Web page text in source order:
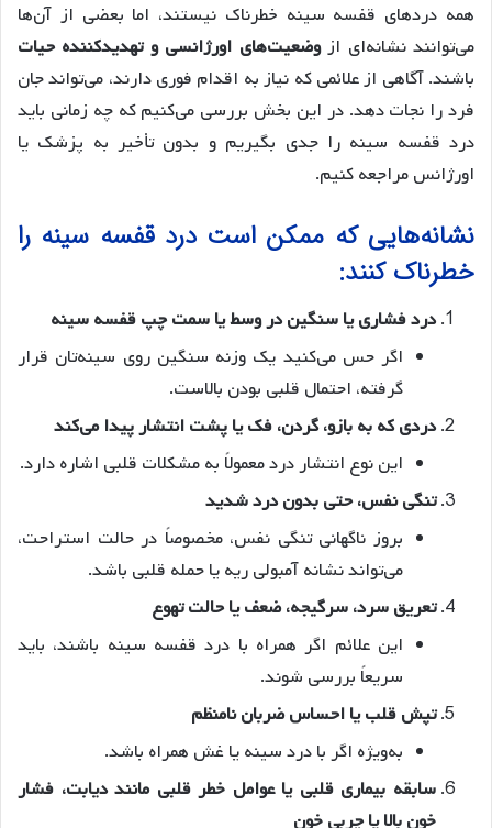
همه دردهای قفسه سینه خطرناک نیستند، اما بعضی از آن‌ها
می‌توانند نشانه‌ای ازوضعیت‌های اورژانسی و تهدیدکننده حیات
باشند. آگاهی از علائمی که نیاز به اقدام فوری دارند، می‌تواند جان
فرد را نجات دهد. در این بخش بررسی می‌کنیم که چه زمانی باید
درد قفسه سینه را جدی بگیریم و بدون تأخیر به پزشک یا
اورژانس مراجعه کنیم.
نشانه‌هایی که ممکن است درد قفسه سینه را
خطرناک کنند:
درد فشاری یا سنگین در وسط یا سمت چپ قفسه سینه
اگر حس می‌کنید یک وزنه سنگین روی سینه‌تان قرار
گرفته، احتمال قلبی بودن بالاست.
دردی که به بازو، گردن، فک یا پشت انتشار پیدا می‌کند
این نوع انتشار درد معمولاً به مشکلات قلبی اشاره دارد.
تنگی نفس، حتی بدون درد شدید
بروز ناگهانی تنگی نفس، مخصوصاً در حالت استراحت،
می‌تواند نشانه آمبولی ریه یا حمله قلبی باشد.
تعریق سرد، سرگیجه، ضعف یا حالت تهوع
این علائم اگر همراه با درد قفسه سینه باشند، باید
سریعاً بررسی شوند.
تپش قلب یا احساس ضربان نامنظم
به‌ویژه اگر با درد سینه یا غش همراه باشد.
سابقه بیماری قلبی یا عوامل خطر قلبی مانند دیابت، فشار
خون بالا یا چربی خون